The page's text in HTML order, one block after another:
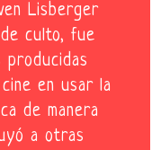
Lisberger
culto, fue
producidas
en usar la
de manera
a otras